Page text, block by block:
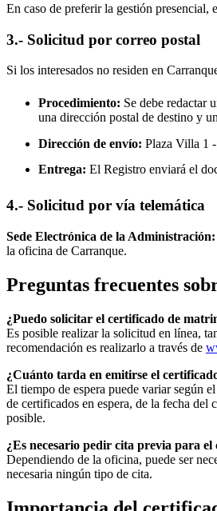
En caso de preferir la gestión
3.- Solicitud por correo postal
Si los interesados no residen en
Procedimiento: Se debe redactar
una dirección postal de destino y
Dirección de envío: Plaza Villa 1 -
Entrega: El Registro enviará el
4.- Solicitud por vía telemática
Sede Electrónica de la Administración:
la oficina de Carranque.
Preguntas frecuentes
¿Puedo solicitar el certificado de
Es posible realizar la solicitud en línea,
recomendación es realizarlo a través de
¿Cuánto tarda en emitirse el
El tiempo de espera puede variar según
de certificados en espera, de la fecha del
posible.
¿Es necesario pedir cita previa para
Dependiendo de la oficina, puede ser
necesaria ningún tipo de cita.